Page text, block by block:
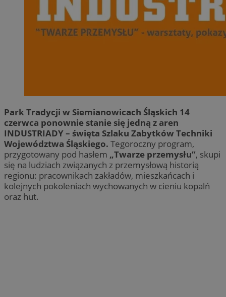
Park Tradycji w Siemianowicach Śląskich 14
czerwca ponownie stanie się jedną z aren
INDUSTRIADY – święta Szlaku Zabytków Techniki
Województwa Śląskiego. Tegoroczny program,
przygotowany pod hasłem „Twarze przemysłu”, skupi
się na ludziach związanych z przemysłową historią
regionu: pracownikach zakładów, mieszkańcach i
kolejnych pokoleniach wychowanych w cieniu kopalń
oraz hut.